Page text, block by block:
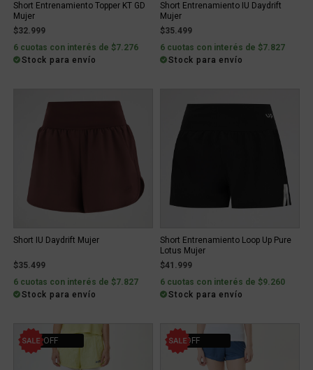
Short Entrenamiento Topper KT GD
Mujer
$32.999
6 cuotas con interés de $7.276
Stock para envío
Short Entrenamiento IU Daydrift
Mujer
$35.499
6 cuotas con interés de $7.827
Stock para envío
Short IU Daydrift Mujer
$35.499
6 cuotas con interés de $7.827
Stock para envío
Short Entrenamiento Loop Up Pure
Lotus Mujer
$41.999
6 cuotas con interés de $9.260
Stock para envío
40% OFF 6% OFF